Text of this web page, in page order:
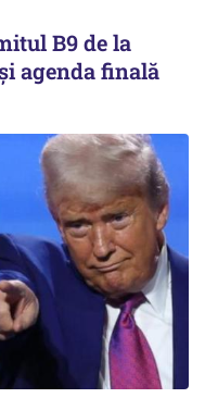
B9 de la
agenda finală